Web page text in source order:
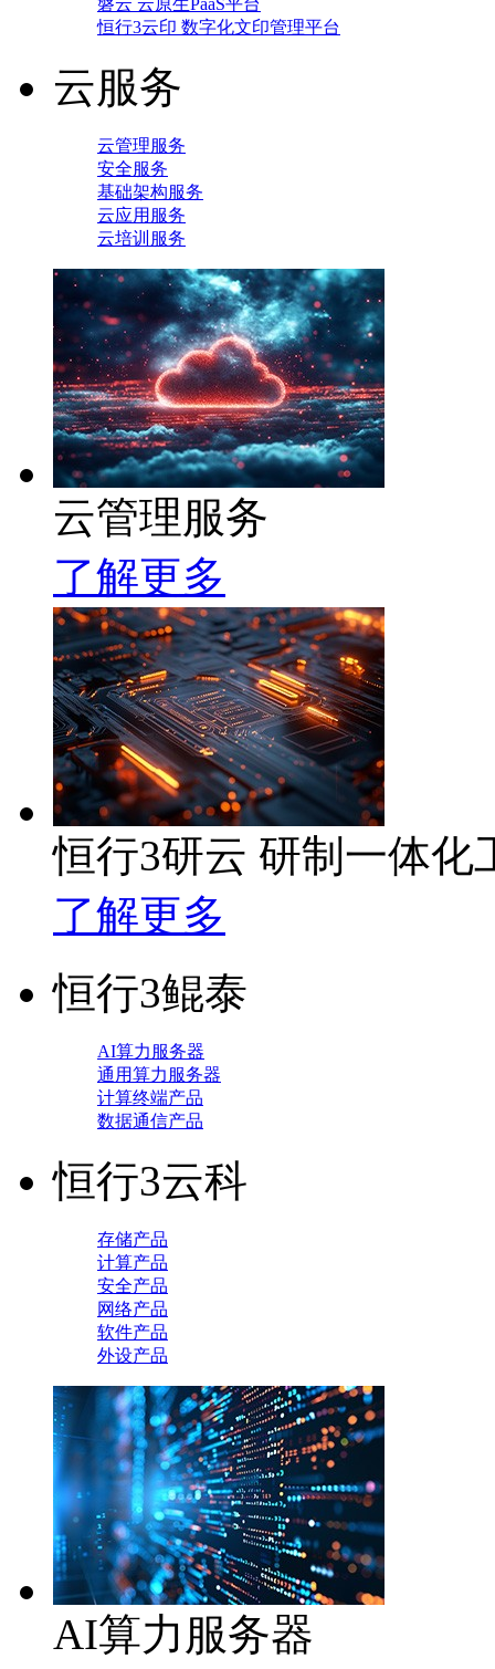
磐云 云原生PaaS平台
恒行3云印 数字化文印管理平台
云服务
云管理服务
安全服务
基础架构服务
云应用服务
云培训服务
云管理服务
了解更多
恒行3研云 研制一体化
了解更多
恒行3鲲泰
AI算力服务器
通用算力服务器
计算终端产品
数据通信产品
恒行3云科
存储产品
计算产品
安全产品
网络产品
软件产品
外设产品
AI算力服务器